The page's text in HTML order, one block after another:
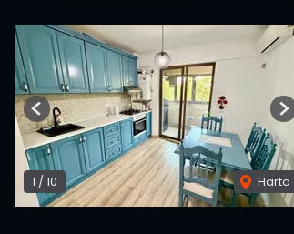
1 /10 Harta
Previous